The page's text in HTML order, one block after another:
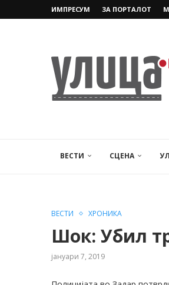
ИМПРЕСУМ ЗА ПОРТАЛОТ
ВЕСТИ СЦЕНА
ВЕСТИ ХРОНИКА
Шок: Убил
јануари 7, 2019